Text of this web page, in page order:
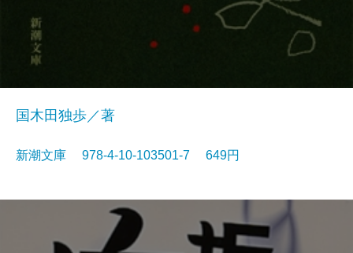
国木田独歩／著
新潮文庫 978-4-10-103501-7 649円